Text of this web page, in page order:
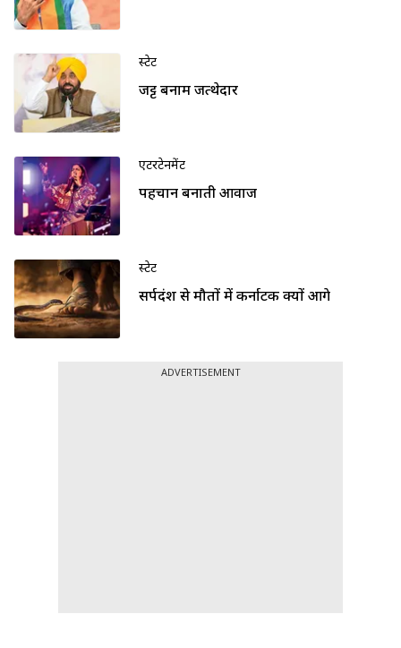
स्टेट
जट्ट बनाम जत्थेदार
एंटरटेनमेंट
पहचान बनाती आवाज
स्टेट
सर्पदंश से मौतों में कर्नाटक क्यों आगे
ADVERTISEMENT